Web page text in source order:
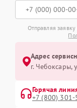
Отправляя
Адрес
г. Чебоксары,
Горячая
+7 (800)